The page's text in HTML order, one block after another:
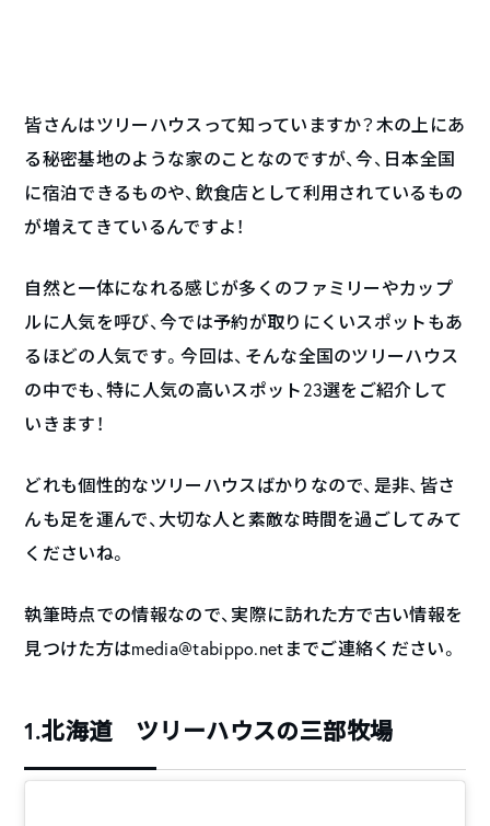
皆さんはツリーハウスって知っていますか？木の上にあ
る秘密基地のような家のことなのですが、今、日本全国
に宿泊できるものや、飲食店として利用されているもの
が増えてきているんですよ！
自然と一体になれる感じが多くのファミリーやカップ
ルに人気を呼び、今では予約が取りにくいスポットもあ
るほどの人気です。今回は、そんな全国のツリーハウス
の中でも、特に人気の高いスポット23選をご紹介して
いきます！
どれも個性的なツリーハウスばかりなので、是非、皆さ
んも足を運んで、大切な人と素敵な時間を過ごしてみて
くださいね。
執筆時点での情報なので、実際に訪れた方で古い情報を
見つけた方はmedia@tabippo.netまでご連絡ください。
1.北海道 ツリーハウスの三部牧場